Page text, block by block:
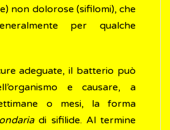
non dolorose (sifilomi), che
per qualche
adeguate, il batterio può
e causare, a
o mesi, la forma
di sifilide. Al termine